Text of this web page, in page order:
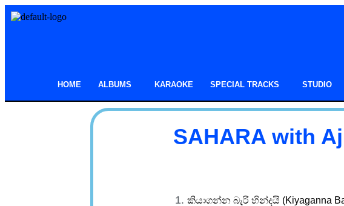
HOME ALBUMS KARAOKE SPECIAL TRACKS STUDIO
SAHARA with
කියාගන්න බැරි හින්දයි (Kiyaganna